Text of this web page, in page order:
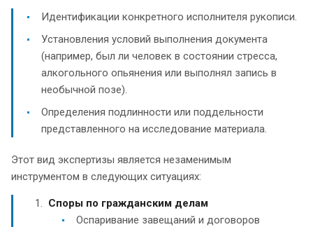
Идентификации конкретного исполнителя рукописи.
Установления условий выполнения документа
(например, был ли человек в состоянии стресса,
алкогольного опьянения или выполнял запись в
необычной позе).
Определения подлинности или поддельности
представленного на исследование материала.
Этот вид экспертизы является незаменимым
инструментом в следующих ситуациях:
Споры по гражданским делам
Оспаривание завещаний и договоров